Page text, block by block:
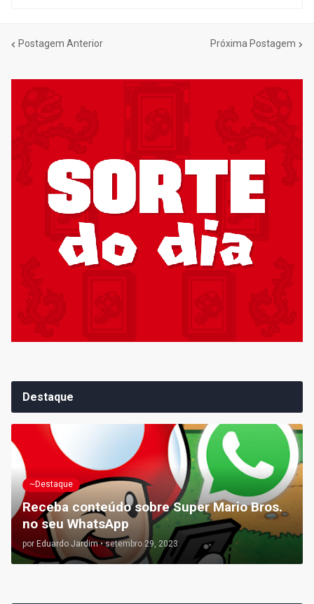
Postagem Anterior Próxima Postagem
Destaque
~Destaque
Receba conteúdo sobre Super Mario Bros.
no seu WhatsApp
por Eduardo Jardim • setembro 29, 2023